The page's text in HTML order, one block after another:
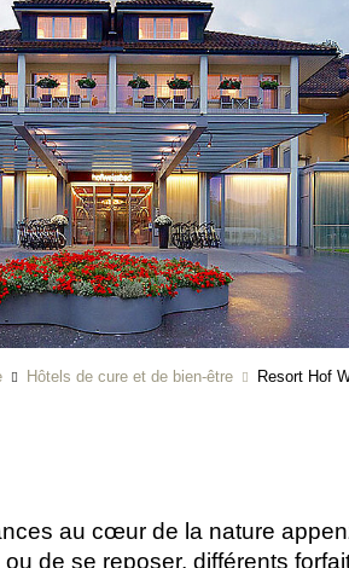
Hôtels de cure et de bien-être Resort Hof
au cœur de la nature
de se reposer, différents